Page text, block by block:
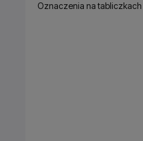
Oznaczenia na tabliczkach